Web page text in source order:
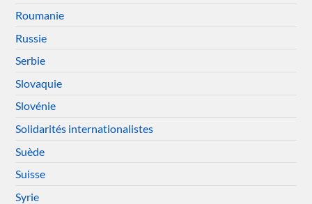
Roumanie
Russie
Serbie
Slovaquie
Slovénie
Solidarités internationalistes
Suède
Suisse
Syrie